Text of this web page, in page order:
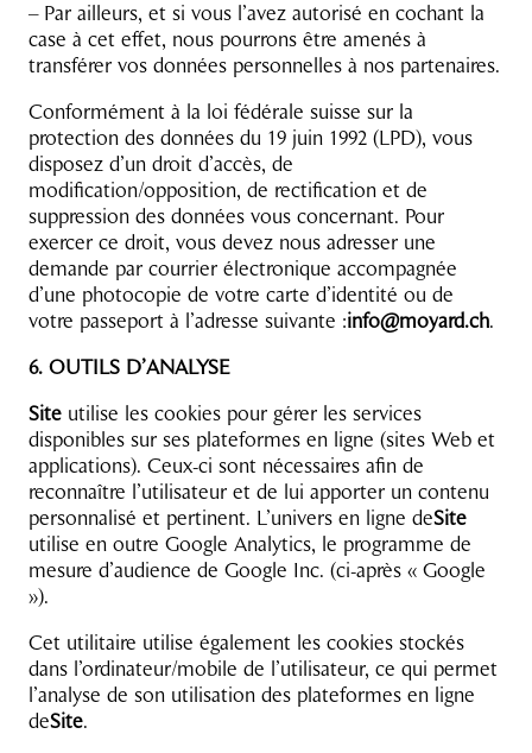
– Par ailleurs, et si vous l’avez autorisé en cochant la
case à cet effet, nous pourrons être amenés à
transférer vos données personnelles à nos partenaires.
Conformément à la loi fédérale suisse sur la
protection des données du 19 juin 1992 (LPD), vous
disposez d’un droit d’accès, de
modification/opposition, de rectification et de
suppression des données vous concernant. Pour
exercer ce droit, vous devez nous adresser une
demande par courrier électronique accompagnée
d’une photocopie de votre carte d’identité ou de
votre passeport à l’adresse suivante :info@moyard.ch.
6. OUTILS D’ANALYSE
Site utilise les cookies pour gérer les services
disponibles sur ses plateformes en ligne (sites Web et
applications). Ceux-ci sont nécessaires afin de
reconnaître l’utilisateur et de lui apporter un contenu
personnalisé et pertinent. L’univers en ligne deSite
utilise en outre Google Analytics, le programme de
mesure d’audience de Google Inc. (ci-après « Google
»).
Cet utilitaire utilise également les cookies stockés
dans l’ordinateur/mobile de l’utilisateur, ce qui permet
l’analyse de son utilisation des plateformes en ligne
deSite.